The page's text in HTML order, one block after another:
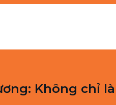
Không chỉ